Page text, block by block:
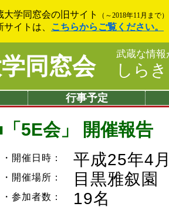
大学同窓会の旧サイト （～2018年11月まで）
イトは、
こちらからご覧ください。
同窓会 武蔵な情報
しら
行事予定
5E会」 開催報告
・開催日時： 平成25年4
・開催場所： 目黒雅叙園
・参加者数：
19名